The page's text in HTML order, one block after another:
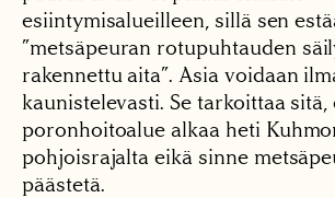
esiintymisalueilleen, sillä sen
”metsäpeuran rotupuhtauden
rakennettu aita”. Asia voidaan
kaunistelevasti. Se tarkoittaa sitä,
poronhoitoalue alkaa heti
pohjoisrajalta eikä sinne
päästetä.